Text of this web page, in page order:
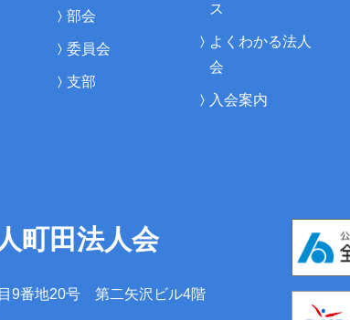
部会
委員会
支部
ス
よくわかる法人
会
入会案内
町田法人会
9番地20号 第二矢沢ビル4階